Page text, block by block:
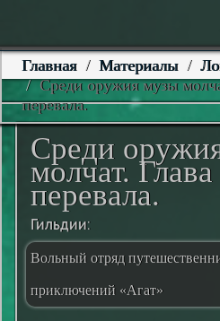
Главная Материалы
Среди оружия музы
перевала.
Среди
молчат.
перевала.
Гильдии:
Вольный отряд
приключений «Агат»